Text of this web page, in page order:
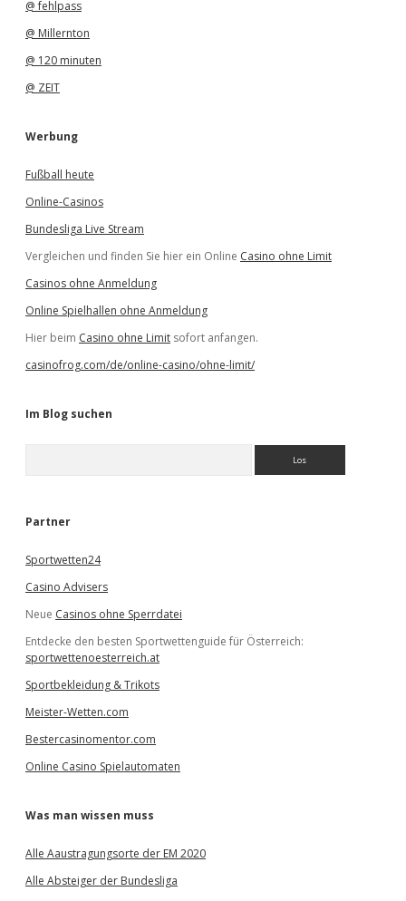
@ fehlpass
@ Millernton
@ 120 minuten
@ ZEIT
Werbung
Fußball heute
Online-Casinos
Bundesliga Live Stream
Vergleichen und finden Sie hier ein Online Casino ohne Limit
Casinos ohne Anmeldung
Online Spielhallen ohne Anmeldung
Hier beim Casino ohne Limit sofort anfangen.
casinofrog.com/de/online-casino/ohne-limit/
Im Blog suchen
e
Partner
Sportwetten24
Casino Advisers
Neue Casinos ohne Sperrdatei
Entdecke den besten Sportwettenguide für Österreich:
sportwettenoesterreich.at
Sportbekleidung & Trikots
Meister-Wetten.com
Bestercasinomentor.com
Online Casino Spielautomaten
Was man wissen muss
Alle Aaustragungsorte der EM 2020
Alle Absteiger der Bundesliga